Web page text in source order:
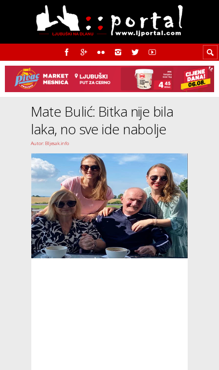
Mate Bulić: Bitka nije bila
laka, no sve ide nabolje
Autor: Bljesak.info